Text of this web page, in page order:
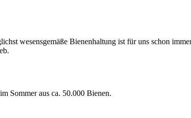
wesensgemäße Bienenhaltung ist für uns schon
Sommer aus ca. 50.000 Bienen.